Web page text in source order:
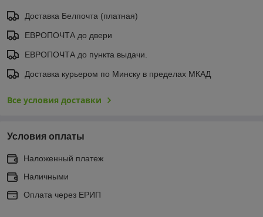
Доставка Белпочта (платная)
ЕВРОПОЧТА до двери
ЕВРОПОЧТА до пункта выдачи.
Доставка курьером по Минску в пределах МКАД
Все условия доставки
Условия оплаты
Наложенный платеж
Наличными
Оплата через ЕРИП